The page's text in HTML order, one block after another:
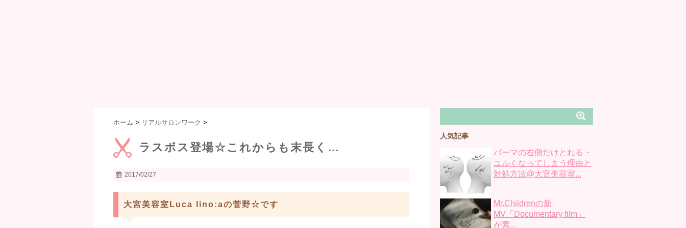
ホーム > リアルサロンワーク >
ラスボス登場☆これからも末長く…
2017/02/27
大宮美容室Luca lino:aの菅野☆です
人気記事
パーマの右側だけとれる・
ユルくなってしまう理由と
対処方法@大宮美容室...
Mr.Childrenの新
MV「Documentary film」
が素...